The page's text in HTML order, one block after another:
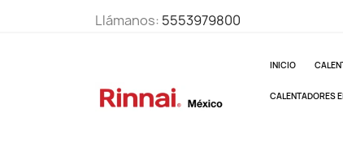
Llámanos: 5553979800
INICIO
CALENTADORES